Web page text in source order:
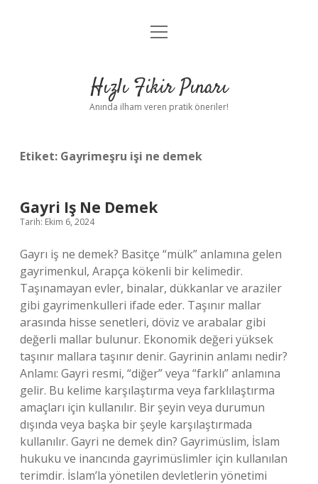
Anasayfa
Yasal Uyarı
menüyü
Hızlı Fikir Pınarı
Anında ilham veren pratik öneriler!
Etiket: Gayrimeşru işi ne demek
Gayri Iş Ne Demek
Tarih: Ekim 6, 2024
Gayrı iş ne demek? Basitçe “mülk” anlamına gelen
gayrimenkul, Arapça kökenli bir kelimedir.
Taşınamayan evler, binalar, dükkanlar ve araziler
gibi gayrimenkulleri ifade eder. Taşınır mallar
arasında hisse senetleri, döviz ve arabalar gibi
değerli mallar bulunur. Ekonomik değeri yüksek
taşınır mallara taşınır denir. Gayrinin anlamı nedir?
Anlamı: Gayri resmi, “diğer” veya “farklı” anlamına
gelir. Bu kelime karşılaştırma veya farklılaştırma
amaçları için kullanılır. Bir şeyin veya durumun
dışında veya başka bir şeyle karşılaştırmada
kullanılır. Gayri ne demek din? Gayrimüslim, İslam
hukuku ve inancında gayrimüslimler için kullanılan
terimdir. İslam’la yönetilen devletlerin yönetimi